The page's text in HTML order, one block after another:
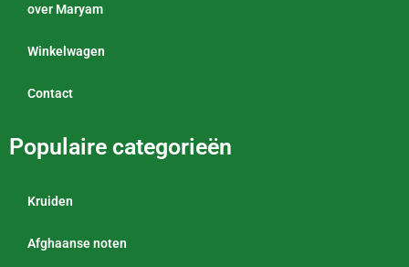
over Maryam
Winkelwagen
Contact
Populaire categorieën
Kruiden
Afghaanse noten